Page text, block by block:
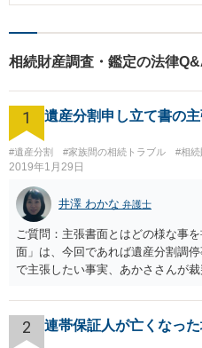
(父)の口座の取引履歴を取り寄せたと
の言い分が通った形での和解が成立し
間に2000万円を超える預金が引き出さ
しかしなかったこと等を丁寧に主張・
通った和解での解決となりました。 相
等に不審な点や不明な点があると思
い。
相続財産調査・鑑定の法律
1 遺産分割申し立て書の
#遺産分割 #家族間の相続トラブル #相続
2019年1月29日
井澤 わかな 弁護士
ご質問：主張書面とはどの様な事
面」は、今回であれば遺産分割調
で主張したい事実、あかささんが
ります。 もし、主張したい事実
資料を持っているようであれば、
し、お姉さんに見られたくないよ
2 連帯保証人が亡くなっ